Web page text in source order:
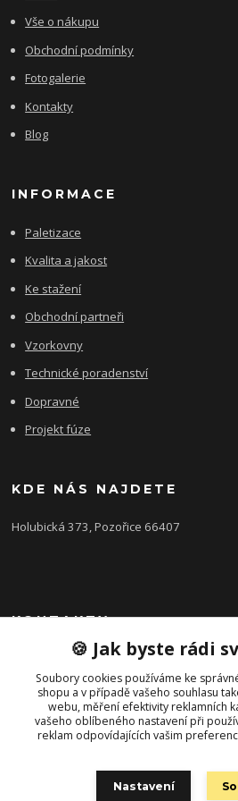
Vše o nákupu
Obchodní podmínky
Fotogalerie
Kontakty
Blog
INFORMACE
Paletizace
Kvalita a jakost
Ke stažení
Obchodní partneři
Vzorkovny
Technické poradenství
Dopravné
Projekt fúze
KDE NÁS NAJDETE
Holubická 373, Pozořice 66407
KONTAKTY
Zákaznická podpora FEROBET s.r.o.
+420 602 516 225
(Letní období Po-Pá, 7:00-16:00hod.)
pozorice@ferobet.cz
🍪 Jak byste rádi
Soubory cookies používáme ke
shopu a v případě vašeho souhlasu
webu, měření efektivity reklamních
vašeho oblíbeného nastavení při
reklam odpovídajících vašim
Nastavení